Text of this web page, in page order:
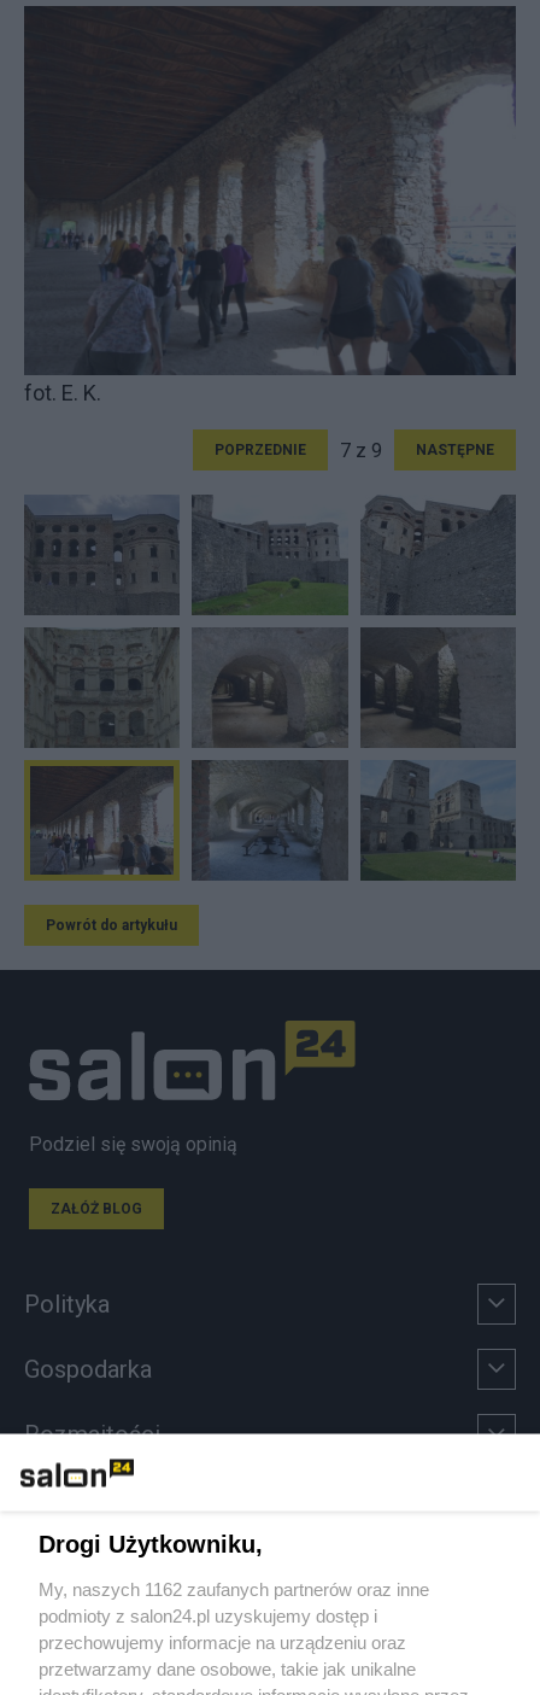
fot. E. K.
POPRZEDNIE 7 z 9 NASTĘPNE
Powrót do artykułu
Podziel się swoją opinią
ZAŁÓŻ BLOG
Polityka
Gospodarka
Rozmaitości
Sport
Społeczeństwo
Drogi Użytkowniku,
My, naszych 1162 zaufanych partnerów oraz inne
podmioty z salon24.pl uzyskujemy dostęp i
przechowujemy informacje na urządzeniu oraz
przetwarzamy dane osobowe, takie jak unikalne